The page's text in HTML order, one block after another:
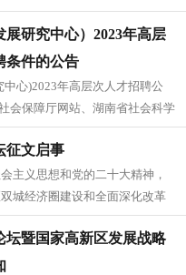
研究中心）2023年高层
条件的公告
中心)2023年高层次人才招聘公
会保障厅网站、湖南省社会科学
征文启事
主义思想和党的二十大精神，
城经济圈建设和全面深化改革
坛暨国家高新区发展战略